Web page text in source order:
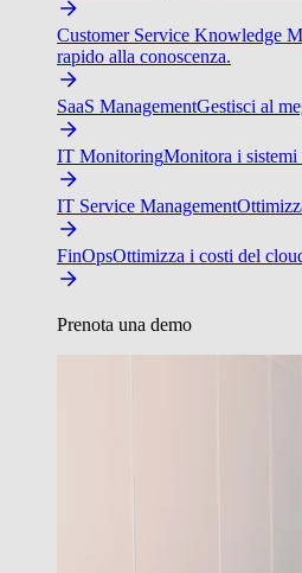
Customer Service Knowledge
rapido alla conoscenza.
SaaS ManagementGestisci al
IT MonitoringMonitora i
IT Service Management
FinOpsOttimizza i costi del
Prenota una demo